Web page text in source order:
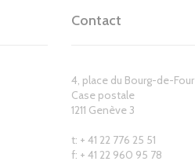
Contact
4, place du Bourg-de-Four
Case postale
1211 Genève 3
t: + 41 22 776 25 51
f: + 41 22 960 95 78